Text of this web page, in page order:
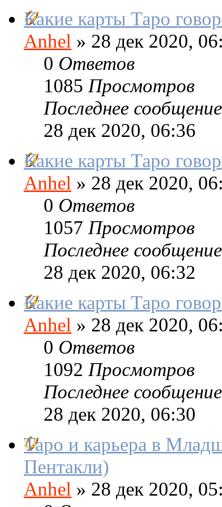
Какие карты Таро
Anhel » 28 дек 2020,
0 Ответов
1085 Просмотров
Последнее сообщение
28 дек 2020, 06:36
Какие карты Таро
Anhel » 28 дек 2020,
0 Ответов
1057 Просмотров
Последнее сообщение
28 дек 2020, 06:32
Какие карты Таро
Anhel » 28 дек 2020,
0 Ответов
1092 Просмотров
Последнее сообщение
28 дек 2020, 06:30
Таро и карьера в
Пентакли)
Anhel » 28 дек 2020,